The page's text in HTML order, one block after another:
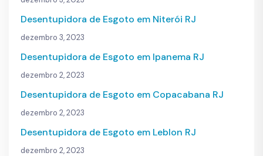
Desentupidora de Esgoto em Niterói RJ
dezembro 3, 2023
Desentupidora de Esgoto em Ipanema RJ
dezembro 2, 2023
Desentupidora de Esgoto em Copacabana RJ
dezembro 2, 2023
Desentupidora de Esgoto em Leblon RJ
dezembro 2, 2023